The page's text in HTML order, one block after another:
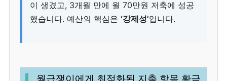
이 생겼고, 3개월 만에 월 70만원 저축에 성공
했습니다. 예산의 핵심은 ‘강제성’입니다.
월급쟁이에게 최적화된 지출 항목 황금